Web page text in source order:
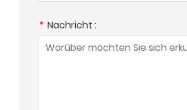
* Nachricht :